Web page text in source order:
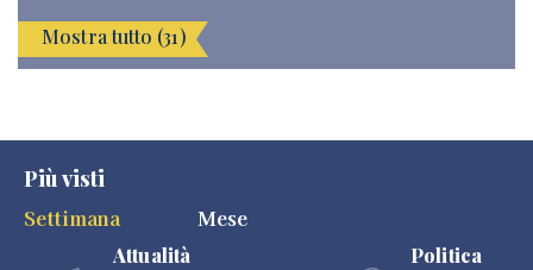
Mostra tutto (31)
Più visti
Settimana
Mese
Attualità Politica